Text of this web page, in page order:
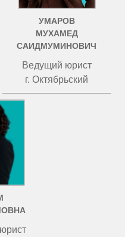
УМАРОВ
МУХАМЕД
САИДМУМИНОВИЧ
Ведущий юрист
г. Октябрьский